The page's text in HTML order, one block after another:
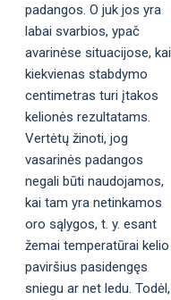
padangos. O juk jos yra
labai svarbios, ypač
avarinėse situacijose, kai
kiekvienas stabdymo
centimetras turi įtakos
kelionės rezultatams.
Vertėtų žinoti, jog
vasarinės padangos
negali būti naudojamos,
kai tam yra netinkamos
oro sąlygos, t. y. esant
žemai temperatūrai kelio
paviršius pasidengęs
sniegu ar net ledu. Todėl,